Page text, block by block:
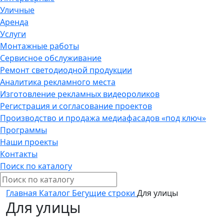
Уличные
Аренда
Услуги
Монтажные работы
Сервисное обслуживание
Ремонт светодиодной продукции
Аналитика рекламного места
Изготовление рекламных видеороликов
Регистрация и согласование проектов
Производство и продажа медиафасадов «под ключ»
Программы
Наши проекты
Контакты
Поиск по каталогу
Главная Каталог Бегущие строки Для улицы
Для улицы